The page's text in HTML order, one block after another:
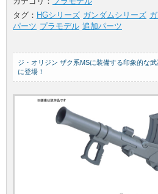
タグ： HGシリーズ ガンダムシリーズ
パーツ プラモデル 追加パーツ
ジ・オリジン ザク系MSに装備する印象的な
に登場！